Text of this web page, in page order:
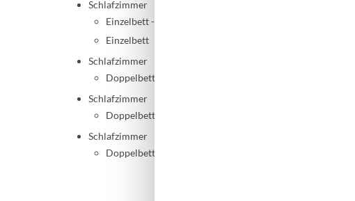
Schlafzimmer
Einzelbett - 75x200
Einzelbett
Schlafzimmer
Doppelbett - 160x200
Schlafzimmer
Doppelbett - 160x200
Schlafzimmer
Doppelbett - 140x200